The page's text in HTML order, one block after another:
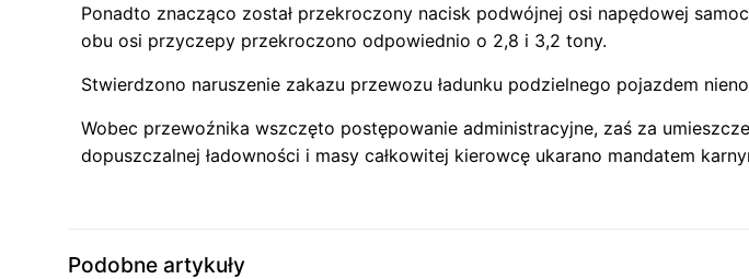
Ponadto znacząco został przekroczony nacisk podwójnej osi napędowej
obu osi przyczepy przekroczono odpowiednio o 2,8 i 3,2 tony.
Stwierdzono naruszenie zakazu przewozu ładunku podzielnego pojazdem
Wobec przewoźnika wszczęto postępowanie administracyjne, zaś za
dopuszczalnej ładowności i masy całkowitej kierowcę ukarano mandatem
Podobne artykuły